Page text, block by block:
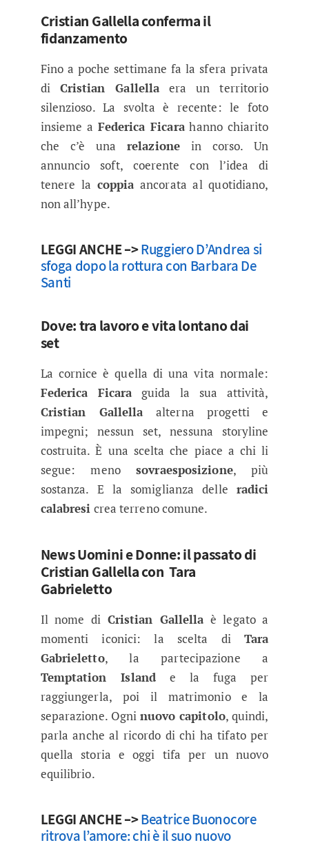
Cristian Gallella conferma il
fidanzamento
Fino a poche settimane fa la sfera privata
di Cristian Gallellaera un territorio
silenzioso. La svolta è recente: le foto
insieme a Federica Ficarahanno chiarito
che c’è una relazionein corso. Un
annuncio soft, coerente con l’idea di
tenere la coppiaancorata al quotidiano,
non all’hype.
LEGGI ANCHE –>Ruggiero D’Andrea si
sfoga dopo la rottura con Barbara De
Santi
Dove: tra lavoro e vita lontano dai
set
La cornice è quella di una vita normale:
Federica Ficaraguida la sua attività,
Cristian Gallellaalterna progetti e
impegni; nessun set, nessuna storyline
costruita. È una scelta che piace a chi li
segue: menosovraesposizione, più
sostanza. E la somiglianza delle radici
calabresi crea terreno comune.
News Uomini e Donne: il passato di
Cristian Gallella con Tara
Gabrieletto
Il nome di Cristian Gallellaè legato a
momenti iconici: la scelta diTara
Gabrieletto, la partecipazione a
Temptation Island e la fuga per
raggiungerla, poi il matrimonio e la
separazione. Ogni nuovo capitolo, quindi,
parla anche al ricordo di chi ha tifato per
quella storia e oggi tifa per un nuovo
equilibrio.
LEGGI ANCHE –>Beatrice Buonocore
ritrova l’amore: chi è il suo nuovo